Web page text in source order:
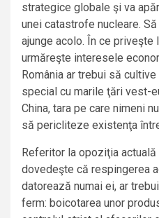
strategice globale şi va
unei catastrofe nucleare.
ajunge acolo. În ce priveşte
urmăreşte interesele
România ar trebui să
special cu marile ţări vest-
China, tara pe care nimeni
să pericliteze existenţa
Referitor la opoziţia
dovedeşte că respingerea
datorează numai ei, ar
ferm: boicotarea unor